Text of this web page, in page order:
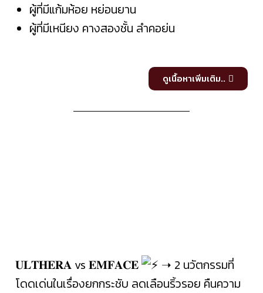
ผู้ที่มีแก้มห้อย หย่อนยาน
ผู้ที่มีเหนียง คางสองชั้น ลำคอย่น
ดูเนื้อหาเพิ่มเติม..
𝐔𝐋𝐓𝐇𝐄𝐑𝐀 vs 𝐄𝐌𝐅𝐀𝐂𝐄
➝ 2 นวัตกรรมที่
โดดเด่นในเรื่องยกกระชับ ลดเลือนริ้วรอย คืนความ